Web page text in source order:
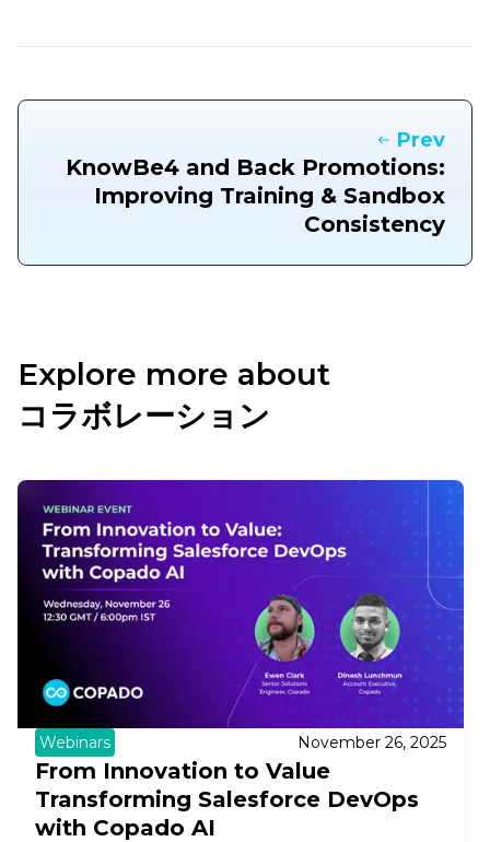
Prev
KnowBe4 and Back Promotions:
Improving Training & Sandbox
Consistency
Explore more about
コラボレーション
Webinars November 26, 2025
From Innovation to Value
Transforming Salesforce DevOps
with Copado AI